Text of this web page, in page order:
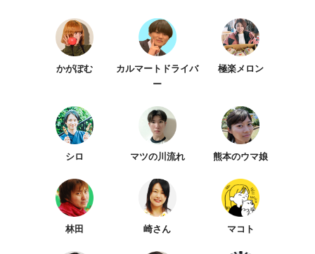
かがぽむ
カルマートドライバ
ー
極楽メロン
シロ マツの川流れ 熊本のウマ娘
林田 崎さん マコト